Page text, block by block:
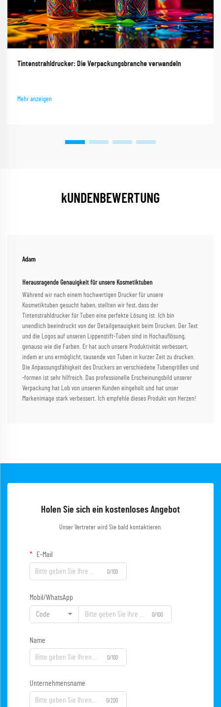
Tintenstrahldrucker: Die Verpackungsbranche verwandeln
Mehr anzeigen
kUNDENBEWERTUNG
Adam
Herausragende Genauigkeit für unsere Kosmetiktuben
Während wir nach einem hochwertigen Drucker für unsere
Kosmetiktuben gesucht haben, stellten wir fest, dass der
Tintenstrahldrucker für Tuben eine perfekte Lösung ist. Ich bin
unendlich beeindruckt von der Detailgenauigkeit beim Drucken. Der Text
und die Logos auf unseren Lippenstift-Tuben sind in Hochauflösung,
genauso wie die Farben. Er hat auch unsere Produktivität verbessert,
indem er uns ermöglicht, tausende von Tuben in kurzer Zeit zu drucken.
Die Anpassungsfähigkeit des Druckers an verschiedene Tubengrößen und
-formen ist sehr hilfreich. Das professionelle Erscheinungsbild unserer
Verpackung hat Lob von unseren Kunden eingeholt und hat unser
Markenimage stark verbessert. Ich empfehle dieses Produkt von Herzen!
Holen Sie sich ein kostenloses Angebot
Unser Vertreter wird Sie bald kontaktieren.
E-Mail
0/100
Mobil/WhatsApp
Code 0/100
Name
0/100
Unternehmensname
0/200